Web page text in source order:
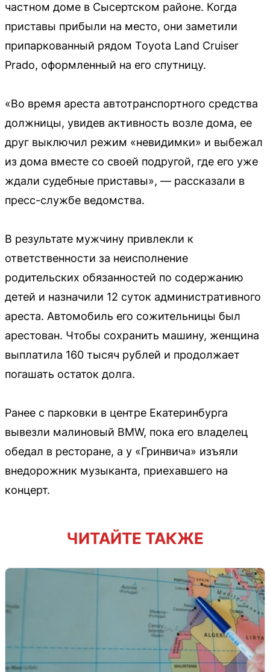
частном доме в Сысертском районе. Когда
приставы прибыли на место, они заметили
припаркованный рядом Toyota Land Cruiser
Prado, оформленный на его спутницу.
«Во время ареста автотранспортного средства
должницы, увидев активность возле дома, ее
друг выключил режим «невидимки» и выбежал
из дома вместе со своей подругой, где его уже
ждали судебные приставы», — рассказали в
пресс-службе ведомства.
В результате мужчину привлекли к
ответственности за неисполнение
родительских обязанностей по содержанию
детей и назначили 12 суток административного
ареста. Автомобиль его сожительницы был
арестован. Чтобы сохранить машину, женщина
выплатила 160 тысяч рублей и продолжает
погашать остаток долга.
Ранее с парковки в центре Екатеринбурга
вывезли малиновый BMW, пока его владелец
обедал в ресторане, а у «Гринвича» изъяли
внедорожник музыканта, приехавшего на
концерт.
ЧИТАЙТЕ ТАКЖЕ